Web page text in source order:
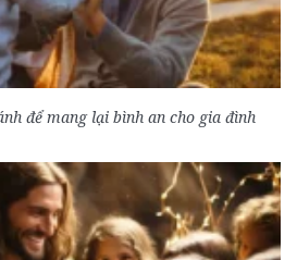
để mang lại bình an cho gia đình